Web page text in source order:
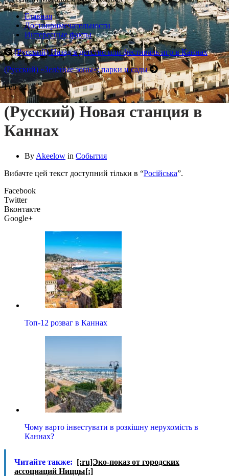
Главная
Достопримечательности
Интересные факты
(Русский) Назад в детство или фестиваль игр в Каннах
(Русский) «Зелёные зоны»: парки и сады
Feb 22
(Русский) Новая станция в
Каннах
By Akeelow in События
Вибачте цей текст доступний тільки в “Російська”.
Facebook
Twitter
Вконтакте
Google+
Топ-12 розваг в Каннах
Чому варто інвестувати в розкішну нерухомість в
Каннах?
Читайте также: [:ru]Эко-показ от городских
ассоциаций Ниццы[:]